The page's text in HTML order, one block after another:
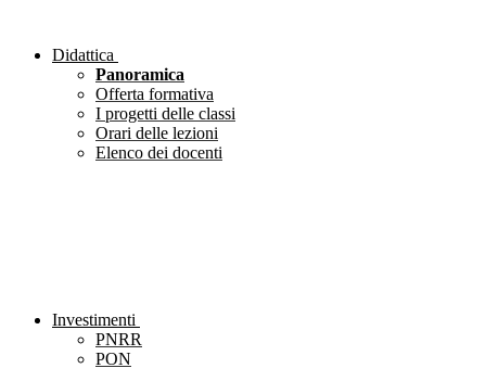
Didattica
Panoramica
Offerta formativa
I progetti delle classi
Orari delle lezioni
Elenco dei docenti
Investimenti
PNRR
PON